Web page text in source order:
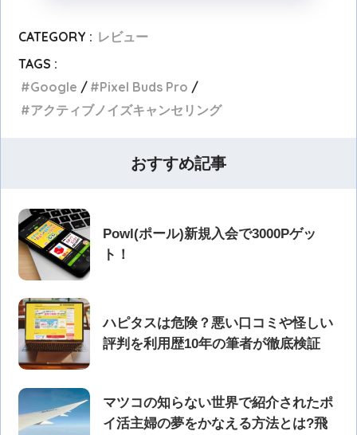
CATEGORY : レビュー
TAGS :
Google
Pixel Buds Pro
アクティブノイズキャンセリング
おすすめ記事
Powl(ポール)新規入会で3000Pゲッ
ト！
ハピタスは危険？悪い口コミや怪しい
評判を利用歴10年の筆者が徹底検証
マツコの知らない世界で紹介されたポ
イ活主婦の夢をかなえる方法とは?飛